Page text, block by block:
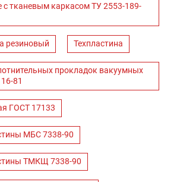
с тканевым каркасом ТУ 2553-189-
резиновый Техпластина
прокладок вакуумных
81
ГОСТ 17133
МБС 7338-90
ТМКЩ 7338-90